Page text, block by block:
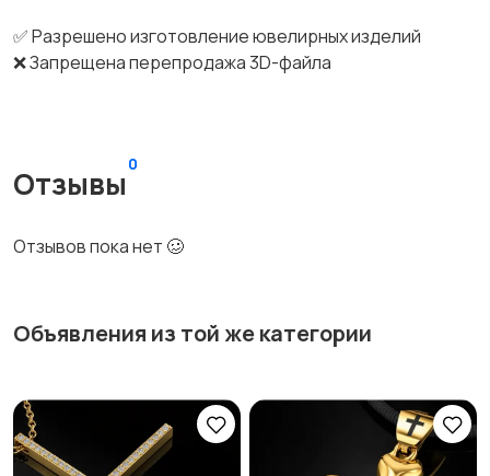
✅ Разрешено изготовление ювелирных изделий
❌ Запрещена перепродажа 3D-файла
Отзывы
0
Отзывов пока нет 🥴
Объявления из той же категории